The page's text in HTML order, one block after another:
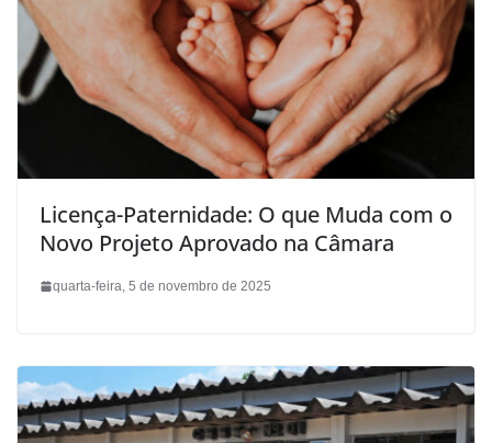
Licença-Paternidade: O que Muda com o
Novo Projeto Aprovado na Câmara
quarta-feira, 5 de novembro de 2025